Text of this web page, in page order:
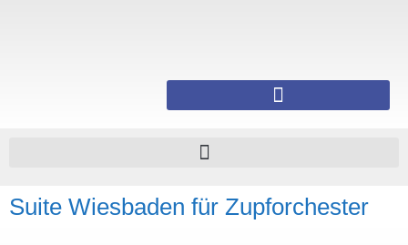
Suite Wiesbaden für Zupforchester